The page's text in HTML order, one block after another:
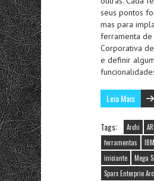
seus pontos
mas para
ferramenta de
Corporativa
e definir
Leia Mais
Tags: Archi
ferramentas
iniciante
Mega
Sparx Enterprie